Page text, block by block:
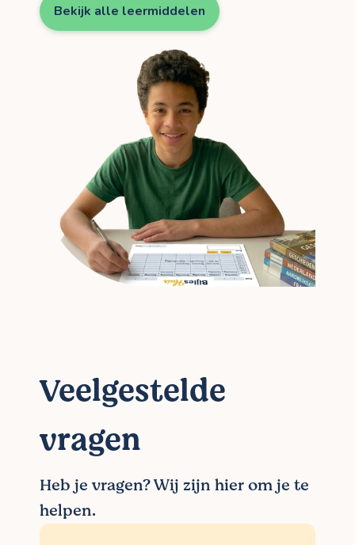
Bekijk alle leermiddelen
Veelgestelde
vragen
Heb je vragen? Wij zijn hier om je te
helpen.